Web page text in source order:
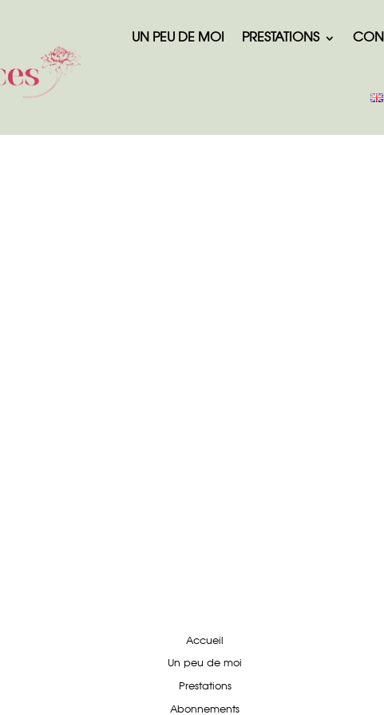
UN PEU DE MOI PRESTATIONS
Accueil
Un peu de moi
Prestations
Abonnements